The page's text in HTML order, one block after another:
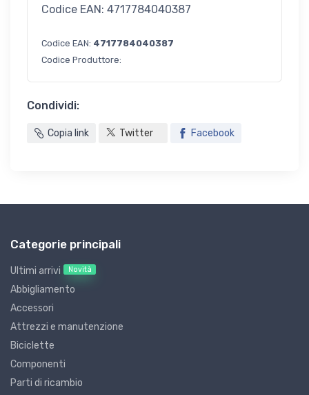
Codice EAN: 4717784040387
Codice EAN: 4717784040387
Codice Produttore:
Condividi:
Copia link Twitter Facebook
Categorie principali
Ultimi arrivi Novità
Abbigliamento
Accessori
Attrezzi e manutenzione
Biciclette
Componenti
Parti di ricambio